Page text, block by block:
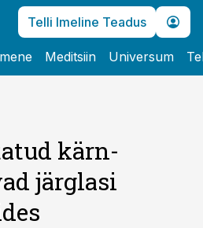
Telli Imeline Teadus
Meditsiin Universum
kärn­
järglasi